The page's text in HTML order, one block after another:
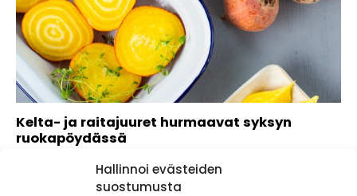
Hallinnoi evästeiden
suostumusta
Kelta- ja raitajuuret hurmaavat syksyn
ruokapöydässä
Syksy on juuresten juhlaa! Kaunis ruska tekee tuloaan ja
kotimaisten juuresten satoa kerätään vähintään...